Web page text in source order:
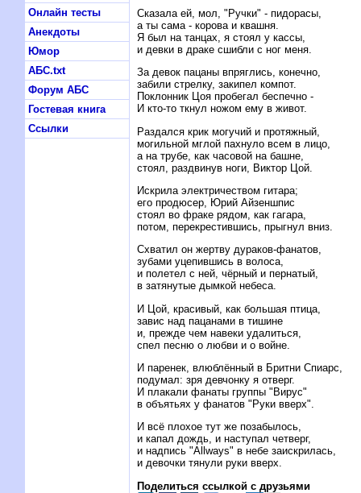
Онлайн тесты
Анекдоты
Юмор
АБС.txt
Форум АБС
Гостевая книга
Ссылки
Сказала ей, мол, "Ручки" - пидорасы,
а ты сама - корова и квашня.
Я был на танцах, я стоял у кассы,
и девки в драке сшибли с ног меня.
За девок пацаны впряглись, конечно,
забили стрелку, закипел компот.
Поклонник Цоя пробегал беспечно -
И кто-то ткнул ножом ему в живот.
Раздался крик могучий и протяжный,
могильной мглой пахнуло всем в лицо,
а на трубе, как часовой на башне,
стоял, раздвинув ноги, Виктор Цой.
Искрила электричеством гитара;
его продюсер, Юрий Айзеншпис
стоял во фраке рядом, как гагара,
потом, перекрестившись, прыгнул вниз.
Схватил он жертву дураков-фанатов,
зубами уцепившись в волоса,
и полетел с ней, чёрный и пернатый,
в затянутые дымкой небеса.
И Цой, красивый, как большая птица,
завис над пацанами в тишине
и, прежде чем навеки удалиться,
спел песню о любви и о войне.
И паренек, влюблённый в Бритни Спиарс,
подумал: зря девчонку я отверг.
И плакали фанаты группы "Вирус"
в объятьях у фанатов "Руки вверх".
И всё плохое тут же позабылось,
и капал дождь, и наступал четверг,
и надпись "Allways" в небе заискрилась,
и девочки тянули руки вверх.
Поделиться ссылкой с друзьями